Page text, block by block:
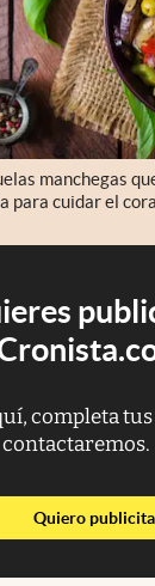
manchegas
para cuidar el
completa tus
contactaremos.
Quiero